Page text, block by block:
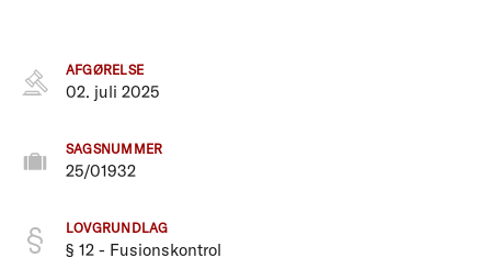
AFGØRELSE
02. juli 2025
SAGSNUMMER
25/01932
LOVGRUNDLAG
§ 12 - Fusionskontrol